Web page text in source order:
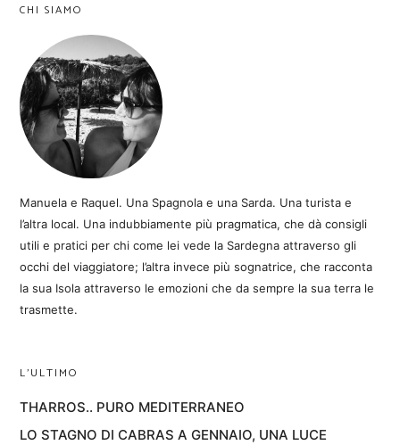
CHI SIAMO
Manuela e Raquel. Una Spagnola e una Sarda. Una turista e
l’altra local. Una indubbiamente più pragmatica, che dà consigli
utili e pratici per chi come lei vede la Sardegna attraverso gli
occhi del viaggiatore; l’altra invece più sognatrice, che racconta
la sua Isola attraverso le emozioni che da sempre la sua terra le
trasmette.
L’ULTIMO
THARROS.. PURO MEDITERRANEO
LO STAGNO DI CABRAS A GENNAIO, UNA LUCE